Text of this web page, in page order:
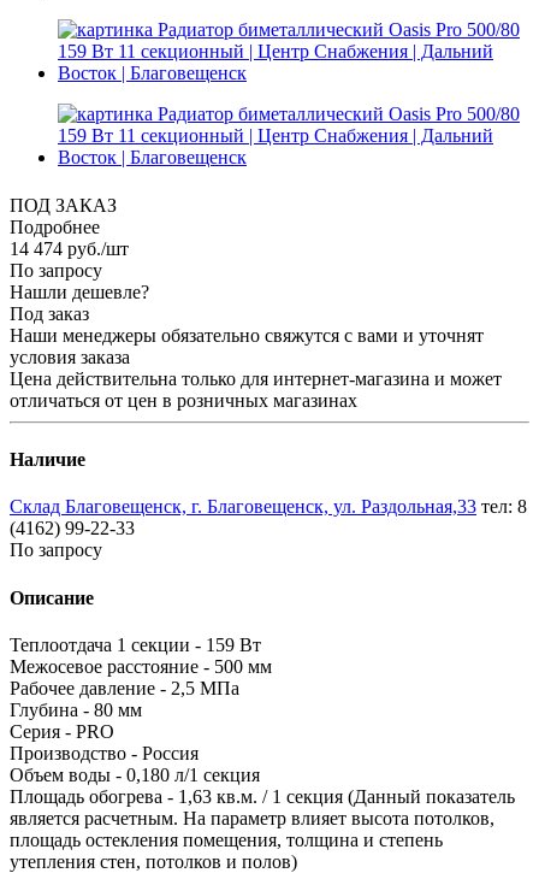
ПОД ЗАКАЗ
Подробнее
14 474 руб./шт
По запросу
Нашли дешевле?
Под заказ
Наши менеджеры обязательно свяжутся с вами и уточнят
условия заказа
Цена действительна только для интернет-магазина и может
отличаться от цен в розничных магазинах
Наличие
Склад Благовещенск, г. Благовещенск, ул. Раздольная,33 тел: 8
(4162) 99-22-33
По запросу
Описание
Теплоотдача 1 секции - 159 Вт
Межосевое расстояние - 500 мм
Рабочее давление - 2,5 МПа
Глубина - 80 мм
Серия - PRO
Производство - Россия
Объем воды - 0,180 л/1 секция
Площадь обогрева - 1,63 кв.м. / 1 секция (Данный показатель
является расчетным. На параметр влияет высота потолков,
площадь остекления помещения, толщина и степень
утепления стен, потолков и полов)